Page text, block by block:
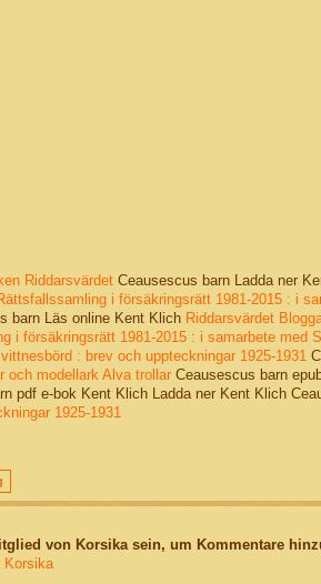
RiddarsvärdetCeausescus barn Ladda ner
i försäkringsrätt 1981-2015 : i
barn Läs online Kent Klich Riddarsvärdet
i försäkringsrätt 1981-2015 : i samarbete med
: brev och uppteckningar 1925-1931
och modellark Alva trollarCeausescus barn
pdf e-bok Kent Klich Ladda ner Kent Klich
1925-1931
von Korsika sein, um Kommentare
Korsika